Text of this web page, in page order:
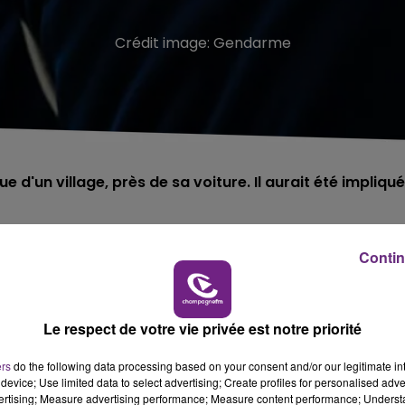
Crédit image: Gendarme
d'un village, près de sa voiture. Il aurait été impliqué
village
vaines.
dans un accident de la circulation survenu à l’entrée
Le respect de votre vie privée est notre priorité
do the following data processing based on your consent and/or our legitimate
Use limited data to select advertising; Create profiles for personalised
Measure advertising performance; Measure content performance;